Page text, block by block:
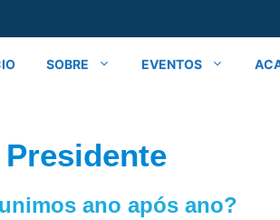
SOBRE EVENTOS
ano após ano?